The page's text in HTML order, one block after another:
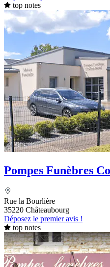
top notes
Pompes Funèbres
Rue la Bourlière
35220 Châteaubourg
Déposez le premier avis !
top notes